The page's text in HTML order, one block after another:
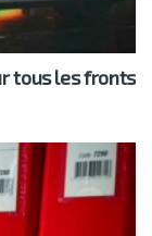
tous les fronts